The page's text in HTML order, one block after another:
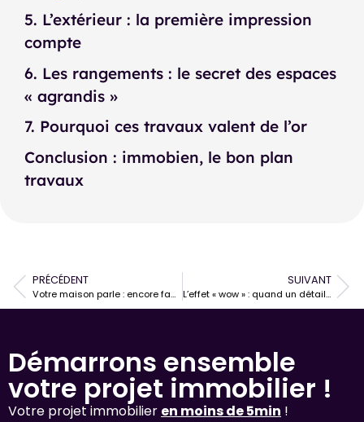
5. L’extérieur : la première impression
compte
6. Les rangements : le secret des espaces
« agrandis »
7. Pourquoi ces travaux valent de l’or
Conclusion : immobien, le bon plan
travaux
PRÉCÉDENT
Votre maison parle : encore faut-il savoir l’écouter
SUIVANT
L’effet « wow » : quand un détail fait grimper le prix
Démarrons ensemble
votre projet immobilier !
Votre projet immobilier en moins de 5min !